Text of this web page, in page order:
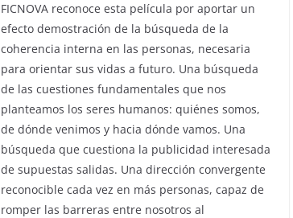
FICNOVA reconoce esta película por aportar un
efecto demostración de la búsqueda de la
coherencia interna en las personas, necesaria
para orientar sus vidas a futuro. Una búsqueda
de las cuestiones fundamentales que nos
planteamos los seres humanos: quiénes somos,
de dónde venimos y hacia dónde vamos. Una
búsqueda que cuestiona la publicidad interesada
de supuestas salidas. Una dirección convergente
reconocible cada vez en más personas, capaz de
romper las barreras entre nosotros al